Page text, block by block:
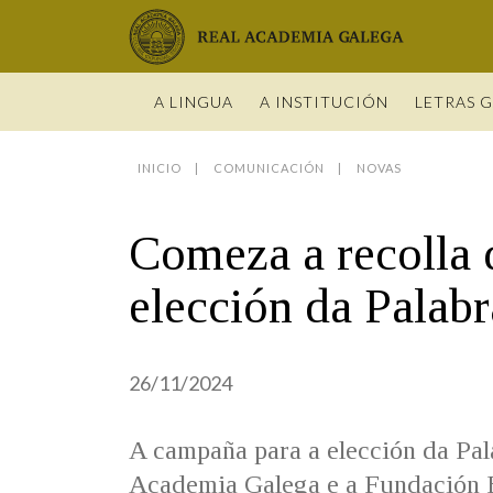
Real Academia Galega
A LINGUA
Real Academia Galega
ESTATUS
LIGAZÓNS
A INSTITUCIÓN
Pleno da RAG
LETRAS
Begoña Caamaño
OBRAS
NOVAS
VÍDEOS
Guía de apelidos galegos
GUÍA DE
NOMES
INICIO COMUNICACIÓN NOVAS
Comeza a recolla
elección da
26/11/2024
A campaña para a elección da
Academia Galega e a